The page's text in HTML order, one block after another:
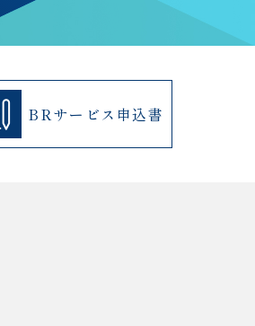
BRサービス 申込書